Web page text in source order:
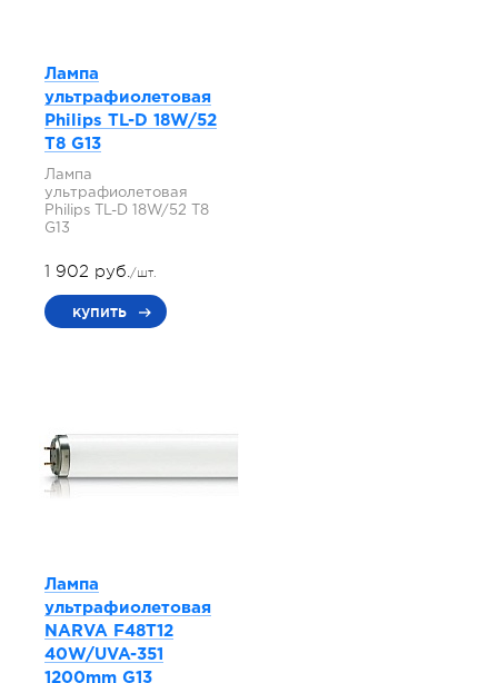
Лампа
ультрафиолетовая
Philips TL-D 18W/52
T8 G13
Лампа
ультрафиолетовая
Philips TL-D 18W/52 T8
G13
1 902 руб./шт.
купить
Лампа
ультрафиолетовая
NARVA F48T12
40W/UVA-351
1200mm G13